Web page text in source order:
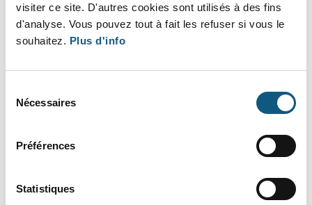
visiter ce site. D'autres cookies sont utilisés à des fins
d'analyse. Vous pouvez tout à fait les refuser si vous le
souhaitez. Plus d'info
Nécessaires
Préférences
Statistiques